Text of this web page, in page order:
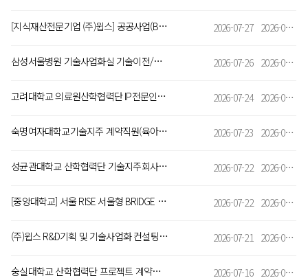
[지식재산전문기업 (주)윕스] 공공사업(B2G) 개발 및 제안 담당자 모집 2026-07-27 2026-08-09
삼성서울병원 기술사업화실 기술이전/마케팅 담당자 경력직 채용 2026-07-26 2026-08-03
고려대학교 의료원산학협력단 IP전문인력 채용 공고[~8/6(목) 15:00] 2026-07-24 2026-08-06
숙명여자대학교기술지주 계약직원(육아휴직대체) 모집 2026-07-23 2026-07-29
성균관대학교 산학협력단 기술지주회사(변리사) 채용 2026-07-22 2026-08-02
[중앙대학교] 서울 RISE 서울형 BRIDGE 사업 전담 인력 채용 공고 2026-07-22 2026-08-03
(주)윕스 R&D기획 및 기술사업화 컨설팅 경력직 모집 2026-07-21 2026-07-26
숭실대학교 산학협력단 프로젝트 계약직(변리사) 채용 공고 2026-07-16 2026-07-23